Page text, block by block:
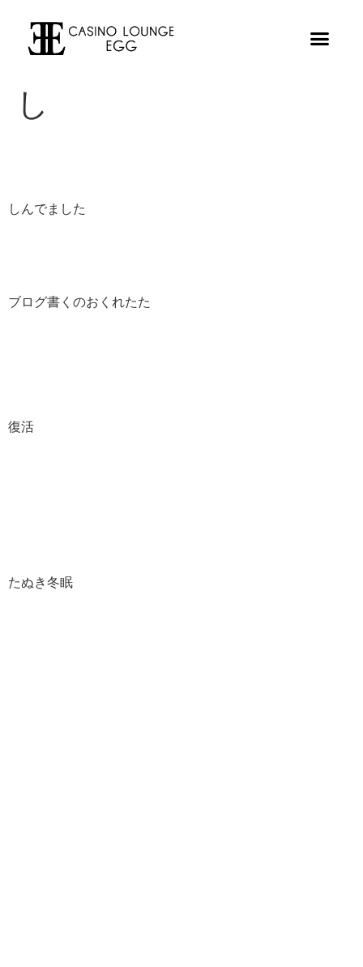
し
しんでました
ブログ書くのおくれたた
復活
たぬき冬眠